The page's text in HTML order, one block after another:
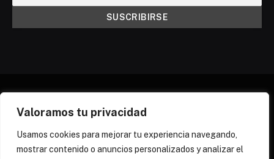
Valoramos tu privacidad
Usamos cookies para mejorar tu experiencia navegando,
mostrar contenido o anuncios personalizados y analizar el
(Twitter)